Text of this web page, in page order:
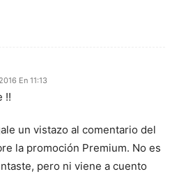
En 11:13
!!
un vistazo al comentario del
la promoción Premium. No es
pero ni viene a cuento